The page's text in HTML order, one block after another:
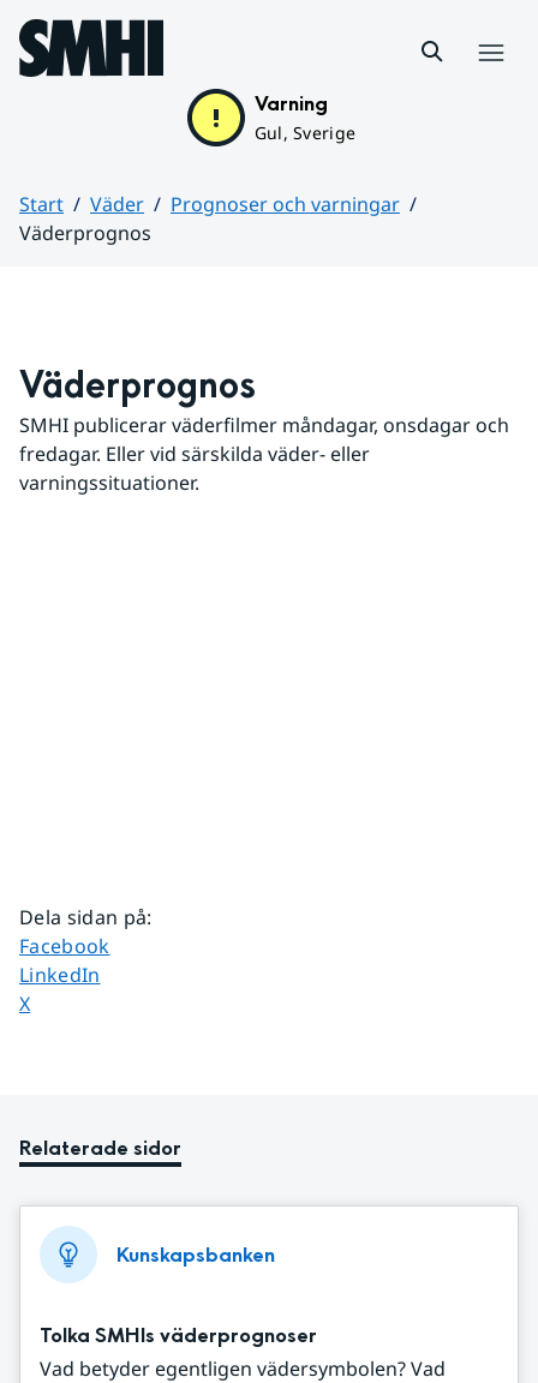
Hoppa till sidans innehåll
Varning
Gul, Sverige
Start Väder
Prognoser och varningar
Väderprognos
Väderprognos
SMHI publicerar väderfilmer måndagar, onsdagar och
fredagar. Eller vid särskilda väder- eller
varningssituationer.
Dela sidan på:
Dela sidan på
Facebook
Dela sidan på
LinkedIn
Dela sidan på
X
Relaterade sidor
Kunskapsbanken
Tolka SMHIs väderprognoser
Vad betyder egentligen vädersymbolen? Vad